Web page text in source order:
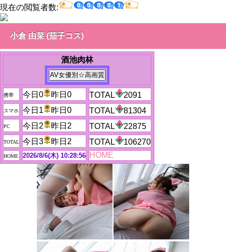
現在の閲覧者数:
小倉 由菜 (茄子コス)
酒池肉林
携帯 今日0 昨日0 TOTAL 2091
スマホ 今日1 昨日0 TOTAL 81304
PC 今日2 昨日2 TOTAL 22875
TOTAL 今日3 昨日2 TOTAL 106270
HOME 2026/8/6(木) 10:28:56 HOME